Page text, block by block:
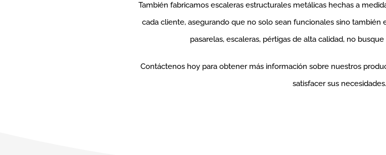
También fabricamos escaleras estructurales metálicas hechas a
cada cliente, asegurando que no solo sean funcionales sino también
pasarelas, escaleras, pértigas de alta calidad, no
Contáctenos hoy para obtener más información sobre nuestros
satisfacer sus necesidades.